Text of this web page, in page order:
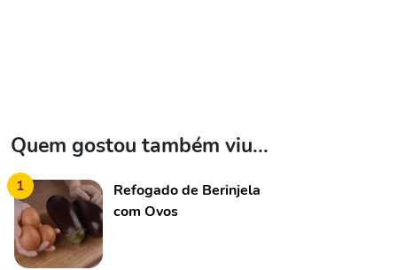
Quem gostou também viu...
1
Refogado de Berinjela
com Ovos